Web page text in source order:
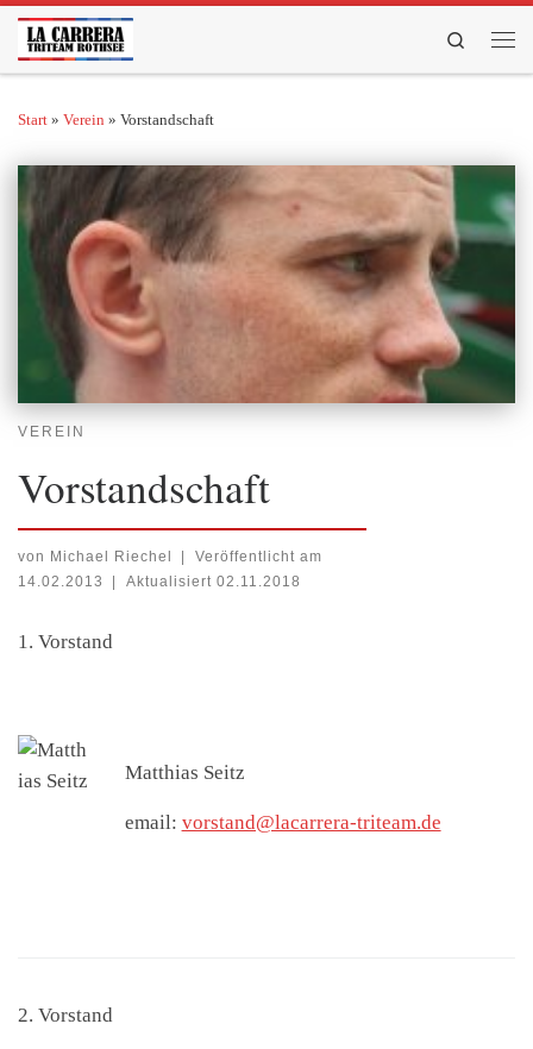
Zum Inhalt springen
Search
Start » Verein » Vorstandschaft
VEREIN
Vorstandschaft
von Michael Riechel
Veröffentlicht am
14.02.2013
Aktualisiert 02.11.2018
1. Vorstand
Matthias Seitz
email: vorstand@lacarrera-triteam.de
2. Vorstand